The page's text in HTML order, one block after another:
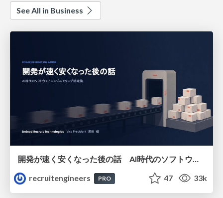
See All in Business
開発が速く安くなった後の話 AI時代のソフトウェアエンジニアリング組織論 #devsumi
recruitengineers
PRO 47 33k